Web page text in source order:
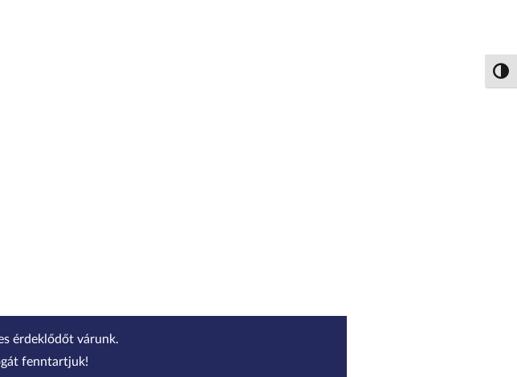
érdeklődőt várunk.
fenntartjuk!